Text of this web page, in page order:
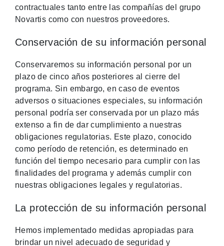
contractuales tanto entre las compañías del grupo
Novartis como con nuestros proveedores.
Conservación de su información personal
Conservaremos su información personal por un
plazo de cinco años posteriores al cierre del
programa. Sin embargo, en caso de eventos
adversos o situaciones especiales, su información
personal podría ser conservada por un plazo más
extenso a fin de dar cumplimiento a nuestras
obligaciones regulatorias. Este plazo, conocido
como período de retención, es determinado en
función del tiempo necesario para cumplir con las
finalidades del programa y además cumplir con
nuestras obligaciones legales y regulatorias.
La protección de su información personal
Hemos implementado medidas apropiadas para
brindar un nivel adecuado de seguridad y